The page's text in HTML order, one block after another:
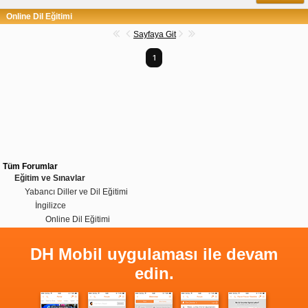
Online Dil Eğitimi
Sayfaya Git
1
Tüm Forumlar
Eğitim ve Sınavlar
Yabancı Diller ve Dil Eğitimi
İngilizce
Online Dil Eğitimi
DH Mobil uygulaması ile devam
edin.